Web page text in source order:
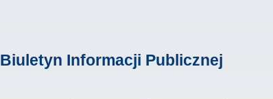
Biuletyn Informacji Publicznej